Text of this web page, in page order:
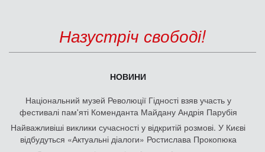
Назустріч свободі!
НОВИНИ
Національний музей Революції Гідності взяв участь у
фестивалі пам'яті Коменданта Майдану Андрія Парубія
Найважливіші виклики сучасності у відкритій розмові. У Києві
відбудуться «Актуальні діалоги» Ростислава Прокопюка